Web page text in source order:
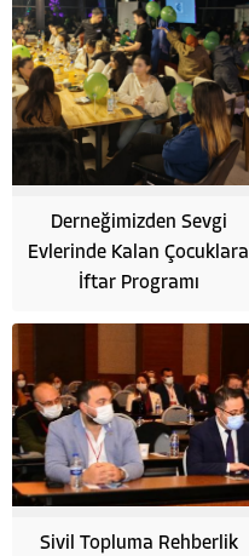
Derneğimizden Sevgi
Evlerinde Kalan Çocuklara
İftar Programı
Sivil Topluma Rehberlik